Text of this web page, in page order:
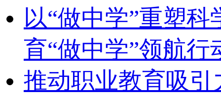
以“做中学”重塑
育“做中学”领航行
推动职业教育吸引